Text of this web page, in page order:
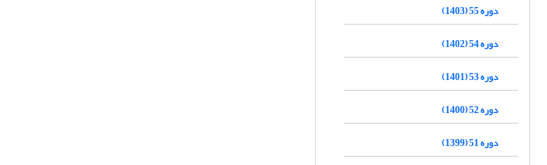
دوره 55 (1403)
دوره 54 (1402)
دوره 53 (1401)
دوره 52 (1400)
دوره 51 (1399)